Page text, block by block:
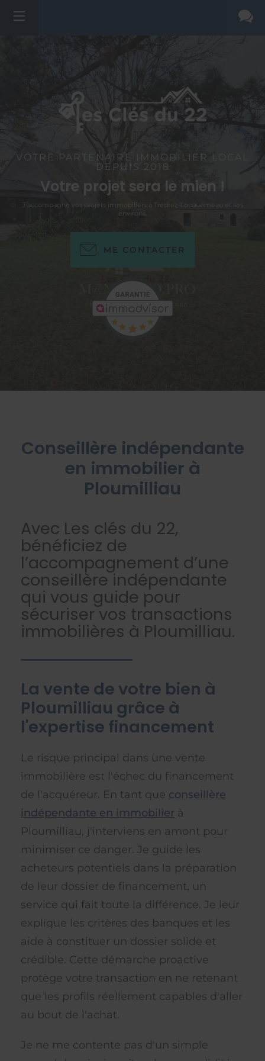
VOTRE PARTENAIRE IMMOBILIER LOCAL
DEPUIS 2018
Votre projet sera le mien !
J'accompagne vos projets immobiliers à Trédrez-Locquémeau et ses
environs.
ME CONTACTER
Conseillère indépendante
en immobilier à
Ploumilliau
Avec Les clés du 22,
bénéficiez de
l’accompagnement d’une
conseillère indépendante
qui vous guide pour
sécuriser vos transactions
immobilières à Ploumilliau.
La vente de votre bien à
Ploumilliau grâce à
l'expertise financement
Le risque principal dans une vente
immobilière est l'échec du financement
de l'acquéreur. En tant que conseillère
indépendante en immobilier à
Ploumilliau, j'interviens en amont pour
minimiser ce danger. Je guide les
acheteurs potentiels dans la préparation
de leur dossier de financement, un
service qui fait toute la différence. Je leur
explique les critères des banques et les
aide à constituer un dossier solide et
crédible. Cette démarche proactive
protège votre transaction en ne retenant
que les profils réellement capables d'aller
au bout de l'achat.
Je ne me contente pas d'un simple